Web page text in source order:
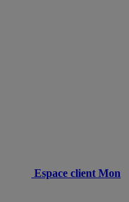
Espace client Mon